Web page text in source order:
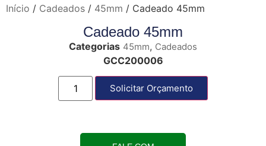
Início / Cadeados / 45mm / Cadeado 45mm
Cadeado 45mm
Categorias 45mm, Cadeados
GCC200006
Solicitar Orçamento